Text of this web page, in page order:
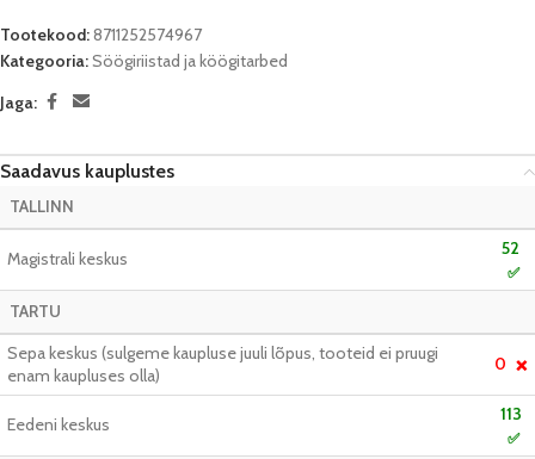
Tootekood:8711252574967
Kategooria:Söögiriistad ja köögitarbed
Jaga:
Saadavus kauplustes
TALLINN
Magistrali keskus 52
✅
TARTU
Sepa keskus (sulgeme kaupluse juuli lõpus, tooteid ei pruugi
enam kaupluses olla)
0 ❌
Eedeni keskus 113
✅